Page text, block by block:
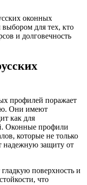
оконных
для тех, кто
и долговечность
профилей поражает
Они имеют
как для
Оконные профили
которые не только
надежную защиту от
поверхность и
что